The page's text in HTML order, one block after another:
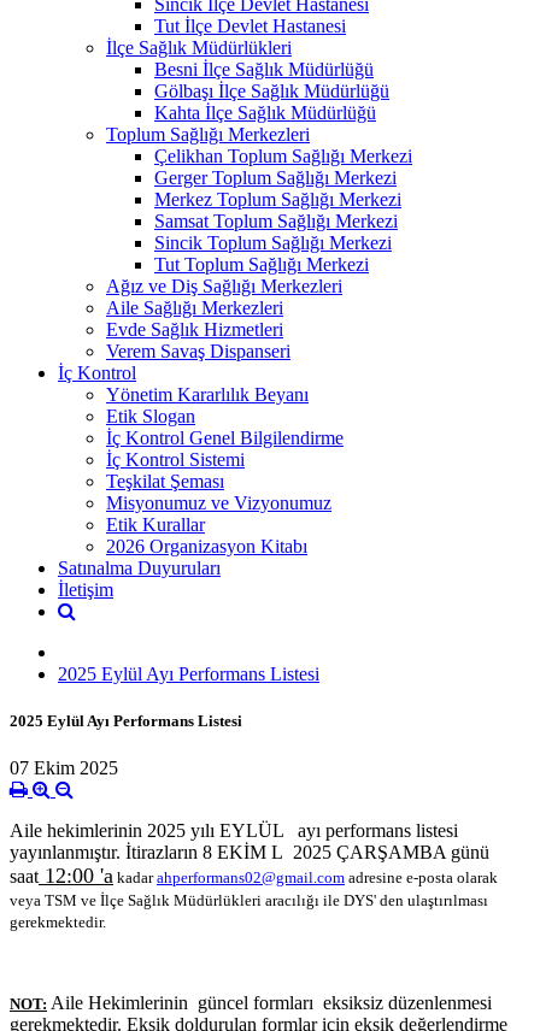
Tut İlçe Devlet Hastanesi
İlçe Sağlık Müdürlükleri
Besni İlçe Sağlık Müdürlüğü
Gölbaşı İlçe Sağlık Müdürlüğü
Kahta İlçe Sağlık Müdürlüğü
Toplum Sağlığı Merkezleri
Çelikhan Toplum Sağlığı Merkezi
Gerger Toplum Sağlığı Merkezi
Merkez Toplum Sağlığı Merkezi
Samsat Toplum Sağlığı Merkezi
Sincik Toplum Sağlığı Merkezi
Tut Toplum Sağlığı Merkezi
Ağız ve Diş Sağlığı Merkezleri
Aile Sağlığı Merkezleri
Evde Sağlık Hizmetleri
Verem Savaş Dispanseri
İç Kontrol
Yönetim Kararlılık Beyanı
Etik Slogan
İç Kontrol Genel Bilgilendirme
İç Kontrol Sistemi
Teşkilat Şeması
Misyonumuz ve Vizyonumuz
Etik Kurallar
2026 Organizasyon Kitabı
Satınalma Duyuruları
İletişim
2025 Eylül Ayı Performans Listesi
2025 Eylül Ayı Performans Listesi
07 Ekim 2025
Aile hekimlerinin 2025 yılı EYLÜL ayı performans listesi
yayınlanmıştır. İtirazların 8 EKİM L 2025 ÇARŞAMBA günü
saat12:00 'a kadarahperformans02@gmail.com adresine e-posta olarak
veya TSM ve İlçe Sağlık Müdürlükleri aracılığı ile DYS' den ulaştırılması
gerekmektedir.
NOT: Aile Hekimlerinin güncel formları eksiksiz düzenlenmesi
gerekmektedir. Eksik doldurulan formlar için eksik değerlendirme